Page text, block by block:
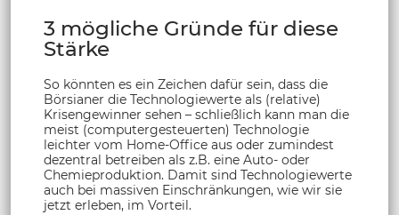
3 mögliche Gründe für diese
Stärke
So könnten es ein Zeichen dafür sein, dass die
Börsianer die Technologiewerte als (relative)
Krisengewinner sehen – schließlich kann man die
meist (computergesteuerten) Technologie
leichter vom Home-Office aus oder zumindest
dezentral betreiben als z.B. eine Auto- oder
Chemieproduktion. Damit sind Technologiewerte
auch bei massiven Einschränkungen, wie wir sie
jetzt erleben, im Vorteil.